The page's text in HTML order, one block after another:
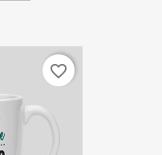
favorite_border